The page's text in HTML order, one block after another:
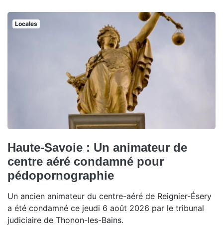
Locales
Haute-Savoie : Un animateur de
centre aéré condamné pour
pédopornographie
Un ancien animateur du centre-aéré de Reignier-Ésery
a été condamné ce jeudi 6 août 2026 par le tribunal
judiciaire de Thonon-les-Bains.